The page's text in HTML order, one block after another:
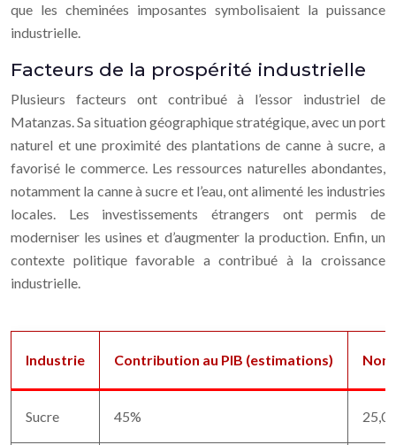
que les cheminées imposantes symbolisaient la puissance
industrielle.
Facteurs de la prospérité industrielle
Plusieurs facteurs ont contribué à l’essor industriel de
Matanzas. Sa situation géographique stratégique, avec un port
naturel et une proximité des plantations de canne à sucre, a
favorisé le commerce. Les ressources naturelles abondantes,
notamment la canne à sucre et l’eau, ont alimenté les industries
locales. Les investissements étrangers ont permis de
moderniser les usines et d’augmenter la production. Enfin, un
contexte politique favorable a contribué à la croissance
industrielle.
Industrie Contribution au PIB (estimations)
Sucre 45%